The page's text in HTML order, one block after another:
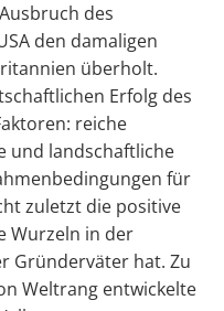
des
den damaligen
überholt.
Erfolg des
reiche
und landschaftliche
für
zuletzt die positive
Wurzeln in der
Gründerväter hat. Zu
Weltrang entwickelte